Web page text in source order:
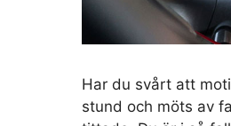
Har du svårt att
stund och möts av